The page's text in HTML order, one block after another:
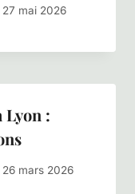
27 mai 2026
Lyon :
26 mars 2026